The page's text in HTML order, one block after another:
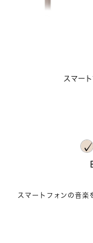
スマー
スマートフォンの音楽